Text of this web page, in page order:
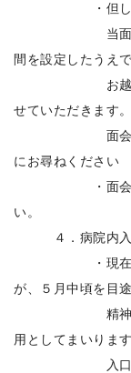
・但し、開
当面の間は各
間を設定したうえで
お越しいただ
せていただきます。
面会のお時間
にお尋ねください
・面会時の飲
い。
４．病院内入
・現在、正面
が、５月中頃を目
精神科外来入
用としてまいります
入口での手指